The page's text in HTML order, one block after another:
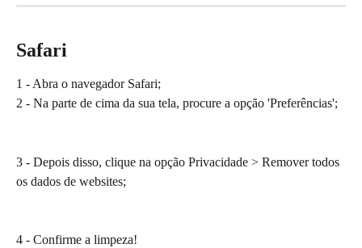
Safari
1 - Abra o navegador Safari;
2 - Na parte de cima da sua tela, procure a opção 'Preferências';
3 - Depois disso, clique na opção Privacidade > Remover todos
os dados de websites;
4 - Confirme a limpeza!